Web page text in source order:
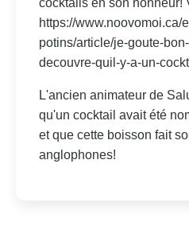
cocktails en son honneur!
https://www.noovomoi.ca/
potins/article/je-goute-
decouvre-quil-y-a-un-
L'ancien animateur de
qu'un cocktail avait été
et que cette boisson fait
anglophones!